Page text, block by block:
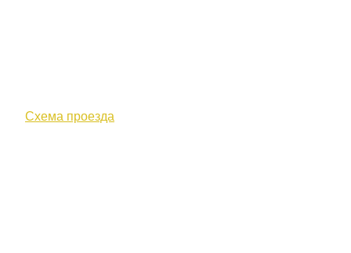
Схема проезда